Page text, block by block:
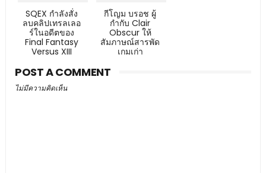
SQEX กำลังสั่ง
ลบคลิปเทรลเลอ
ร์ในอดีตของ
Final Fantasy
Versus XIII
กีโญม บรอช ผู้
กำกับ Clair
Obscur ให้
สัมภาษณ์สารพัด
เกมเก่า
POST A COMMENT
ไม่มีความคิดเห็น